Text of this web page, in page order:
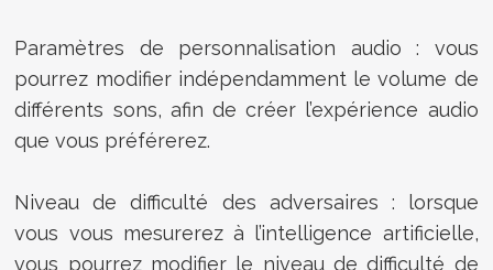
Paramètres de personnalisation audio : vous
pourrez modifier indépendamment le volume de
différents sons, afin de créer l’expérience audio
que vous préférerez.
Niveau de difficulté des adversaires : lorsque
vous vous mesurerez à l’intelligence artificielle,
vous pourrez modifier le niveau de difficulté de